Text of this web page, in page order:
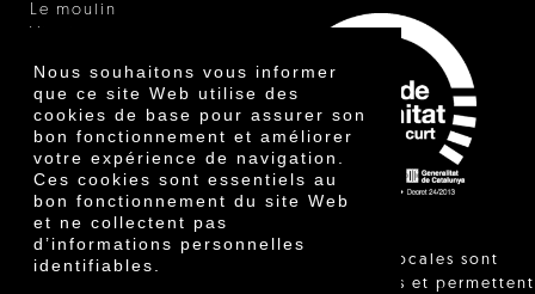
Nous souhaitons vous informer
que ce site Web utilise des
cookies de base pour assurer son
bon fonctionnement et améliorer
votre expérience de navigation.
Ces cookies sont essentiels au
bon fonctionnement du site Web
et ne collectent pas
d’informations personnelles
identifiables.
Le moulin
Certificats
Prix
Innovation
"Les ventes locales sont
réglementées et permettent